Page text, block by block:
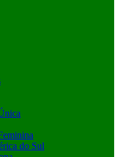
do Sul